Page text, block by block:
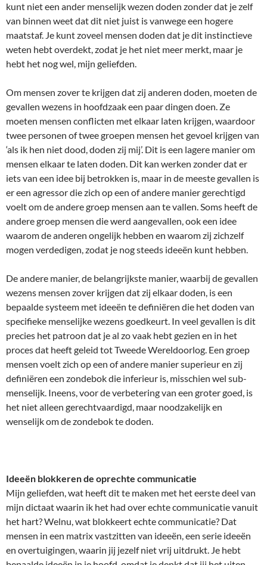
kunt niet een ander menselijk wezen doden zonder dat je zelf
van binnen weet dat dit niet juist is vanwege een hogere
maatstaf. Je kunt zoveel mensen doden dat je dit instinctieve
weten hebt overdekt, zodat je het niet meer merkt, maar je
hebt het nog wel, mijn geliefden.
Om mensen zover te krijgen dat zij anderen doden, moeten de
gevallen wezens in hoofdzaak een paar dingen doen. Ze
moeten mensen conflicten met elkaar laten krijgen, waardoor
twee personen of twee groepen mensen het gevoel krijgen van
‘als ik hen niet dood, doden zij mij’. Dit is een lagere manier om
mensen elkaar te laten doden. Dit kan werken zonder dat er
iets van een idee bij betrokken is, maar in de meeste gevallen is
er een agressor die zich op een of andere manier gerechtigd
voelt om de andere groep mensen aan te vallen. Soms heeft de
andere groep mensen die werd aangevallen, ook een idee
waarom de anderen ongelijk hebben en waarom zij zichzelf
mogen verdedigen, zodat je nog steeds ideeën kunt hebben.
De andere manier, de belangrijkste manier, waarbij de gevallen
wezens mensen zover krijgen dat zij elkaar doden, is een
bepaalde systeem met ideeën te definiëren die het doden van
specifieke menselijke wezens goedkeurt. In veel gevallen is dit
precies het patroon dat je al zo vaak hebt gezien en in het
proces dat heeft geleid tot Tweede Wereldoorlog. Een groep
mensen voelt zich op een of andere manier superieur en zij
definiëren een zondebok die inferieur is, misschien wel sub-
menselijk. Ineens, voor de verbetering van een groter goed, is
het niet alleen gerechtvaardigd, maar noodzakelijk en
wenselijk om de zondebok te doden.
Ideeën blokkeren de oprechte communicatie
Mijn geliefden, wat heeft dit te maken met het eerste deel van
mijn dictaat waarin ik het had over echte communicatie vanuit
het hart? Welnu, wat blokkeert echte communicatie? Dat
mensen in een matrix vastzitten van ideeën, een serie ideeën
en overtuigingen, waarin jij jezelf niet vrij uitdrukt. Je hebt